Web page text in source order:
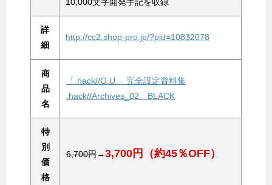
詳
細
http://cc2.shop-pro.jp/?pid=10832078
商
品
名
「.hack//G.U.」完全設定資料集
.hack//Archives_02 BLACK
特
別
価
格
6,700円→3,700円（約45％OFF）